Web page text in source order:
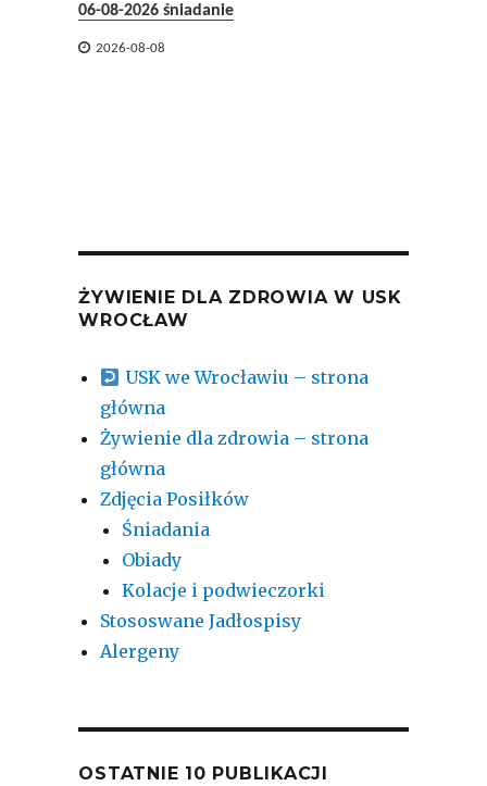
06-08-2026 śniadanie
 2026-08-08
ŻYWIENIE DLA ZDROWIA W USK
WROCŁAW
USK we Wrocławiu – strona
główna
Żywienie dla zdrowia – strona
główna
Zdjęcia Posiłków
Śniadania
Obiady
Kolacje i podwieczorki
Stososwane Jadłospisy
Alergeny
OSTATNIE 10 PUBLIKACJI